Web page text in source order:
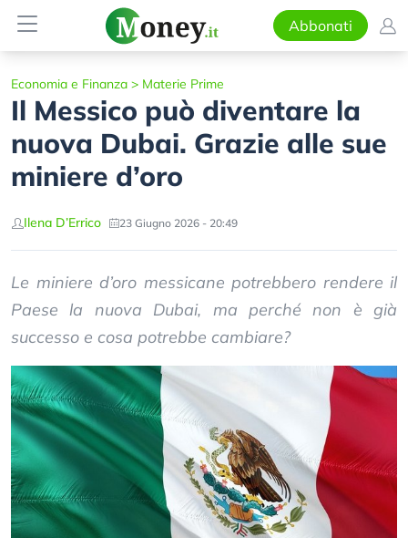
Abbonati
Economia e Finanza > Materie Prime
Il Messico può diventare la
nuova Dubai. Grazie alle sue
miniere d’oro
Ilena D’Errico 23 Giugno 2026 - 20:49
Le miniere d’oro messicane potrebbero rendere il
Paese la nuova Dubai, ma perché non è già
successo e cosa potrebbe cambiare?